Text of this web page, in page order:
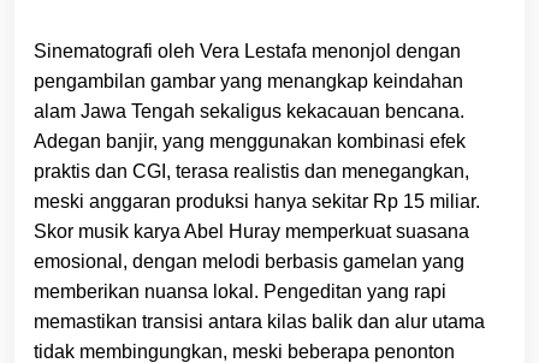
Sinematografi oleh Vera Lestafa menonjol dengan
pengambilan gambar yang menangkap keindahan
alam Jawa Tengah sekaligus kekacauan bencana.
Adegan banjir, yang menggunakan kombinasi efek
praktis dan CGI, terasa realistis dan menegangkan,
meski anggaran produksi hanya sekitar Rp 15 miliar.
Skor musik karya Abel Huray memperkuat suasana
emosional, dengan melodi berbasis gamelan yang
memberikan nuansa lokal. Pengeditan yang rapi
memastikan transisi antara kilas balik dan alur utama
tidak membingungkan, meski beberapa penonton